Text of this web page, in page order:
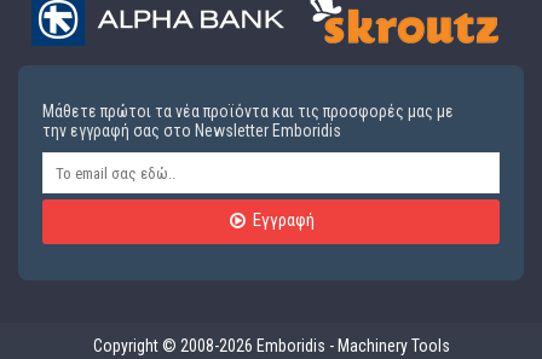
Μάθετε πρώτοι τα νέα προϊόντα και τις προσφορές μας με
την εγγραφή σας στο Newsletter Emboridis
Εγγραφή
Copyright © 2008-2026 Emboridis - Machinery Tools